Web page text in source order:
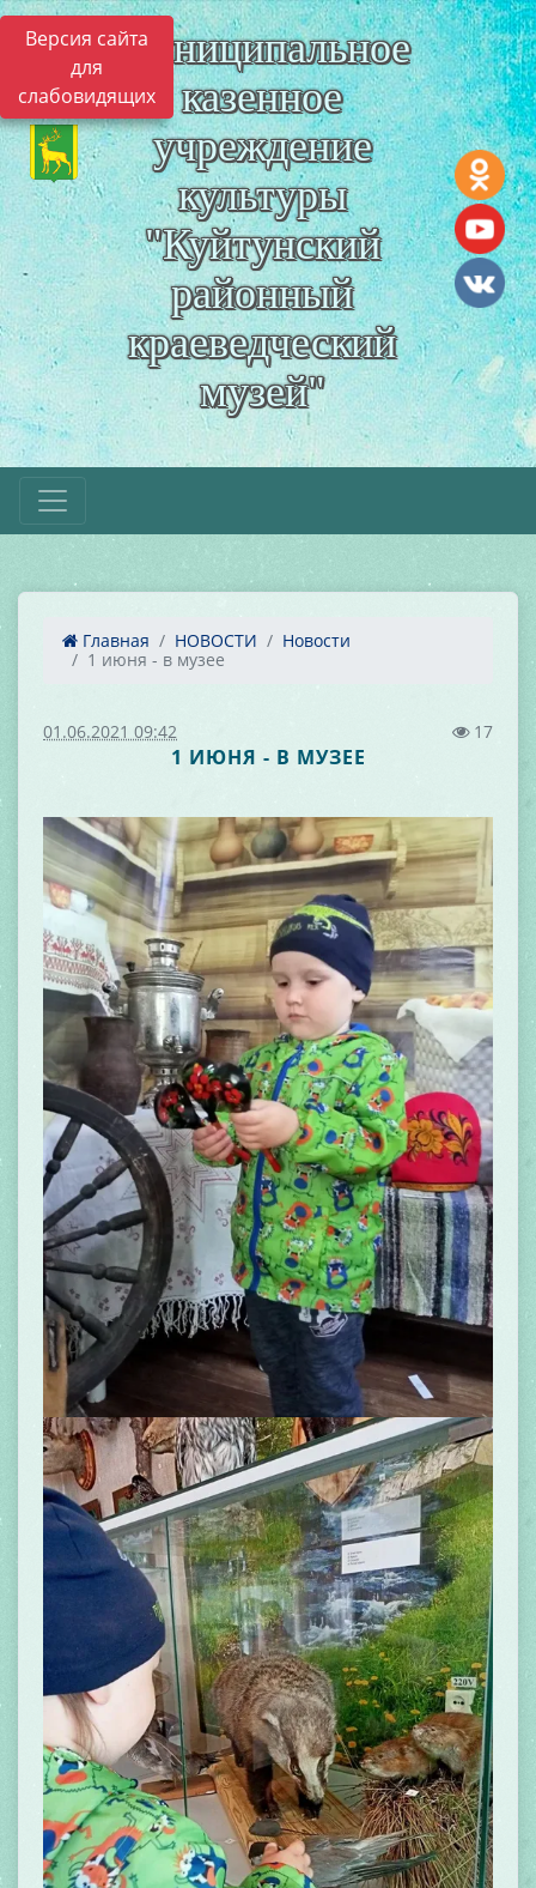
Версия сайта
для
слабовидящих
Муниципальное
казенное
учреждение
культуры
"Куйтунский
районный
краеведческий
музей"
Главная НОВОСТИ
Новости
1 июня - в музее
01.06.2021 09:42 17
1 ИЮНЯ - В МУЗЕЕ